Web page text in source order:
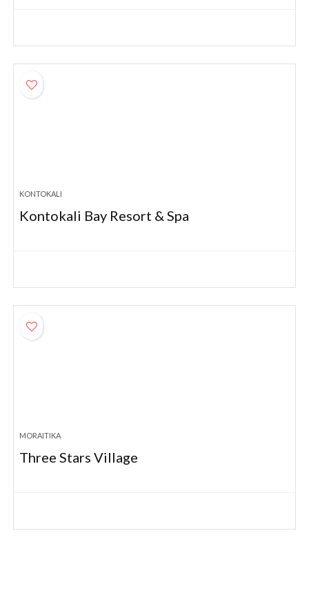
KONTOKALI
Kontokali Bay Resort & Spa
MORAITIKA
Three Stars Village